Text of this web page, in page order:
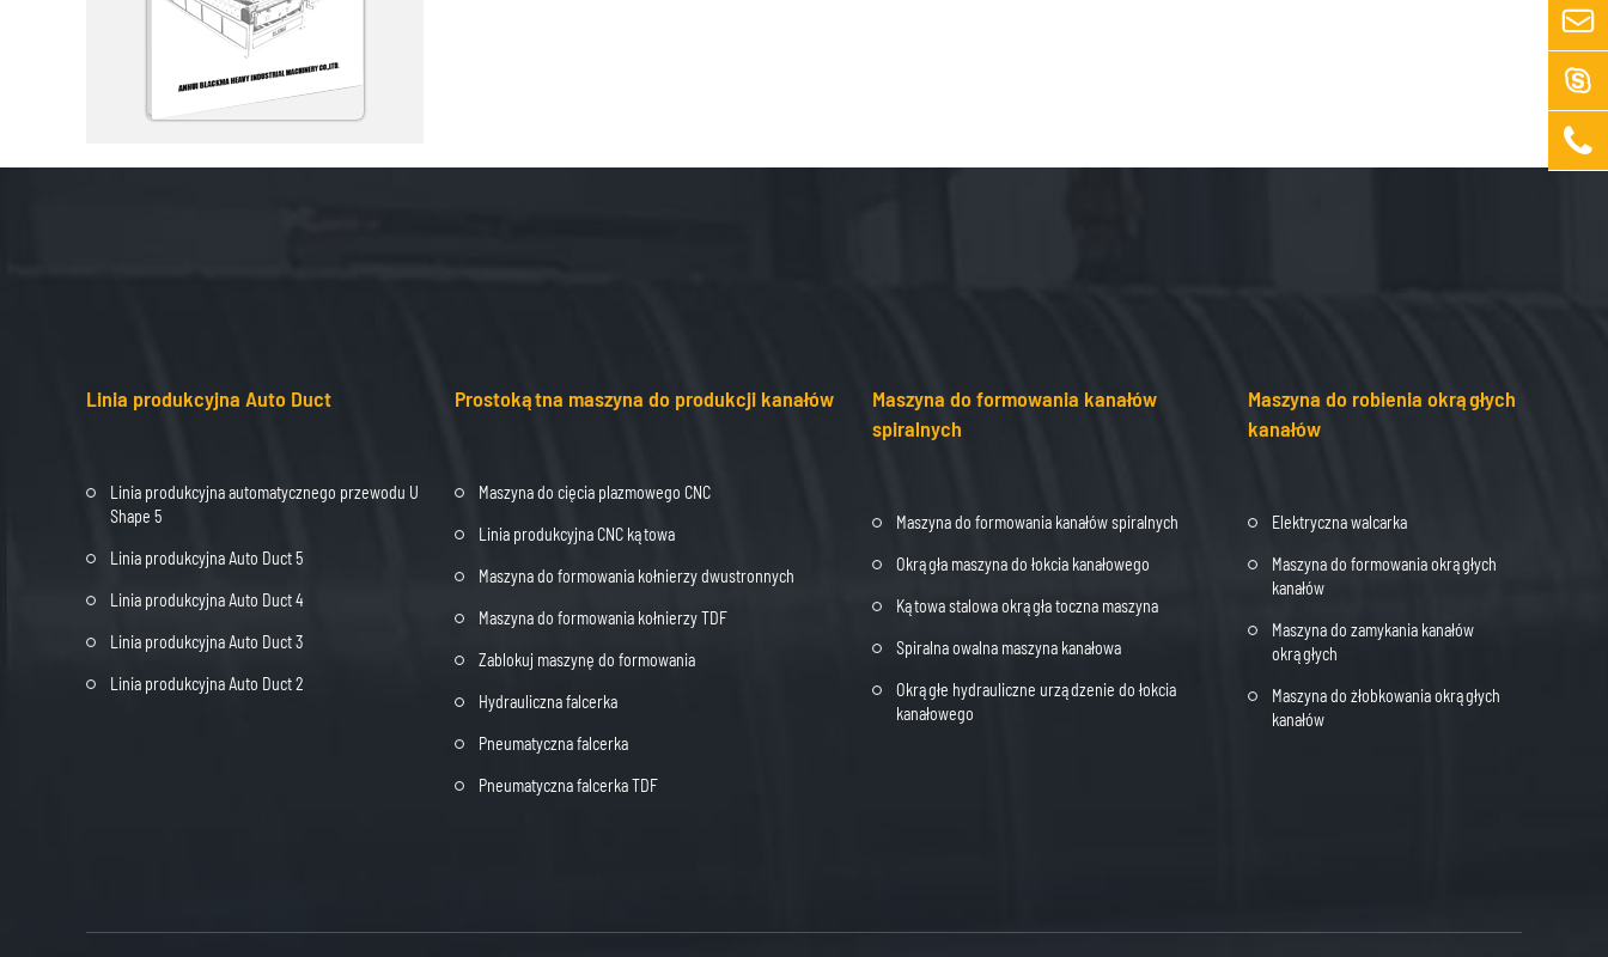
Linia produkcyjna Auto Duct
Linia produkcyjna automatycznego przewodu U
Shape 5
Linia produkcyjna Auto Duct 5
Linia produkcyjna Auto Duct 4
Linia produkcyjna Auto Duct 3
Linia produkcyjna Auto Duct 2
Prostokątna maszyna do produkcji kanałów
Maszyna do cięcia plazmowego CNC
Linia produkcyjna CNC kątowa
Maszyna do formowania kołnierzy dwustronnych
Maszyna do formowania kołnierzy TDF
Zablokuj maszynę do formowania
Hydrauliczna falcerka
Pneumatyczna falcerka
Pneumatyczna falcerka TDF
Maszyna do formowania kanałów
spiralnych
Maszyna do formowania kanałów spiralnych
Okrągła maszyna do łokcia kanałowego
Kątowa stalowa okrągła toczna maszyna
Spiralna owalna maszyna kanałowa
Okrągłe hydrauliczne urządzenie do łokcia
kanałowego
Maszyna do robienia okrągłych
kanałów
Elektryczna walcarka
Maszyna do formowania okrągłych
kanałów
Maszyna do zamykania kanałów
okrągłych
Maszyna do żłobkowania okrągłych
kanałów


